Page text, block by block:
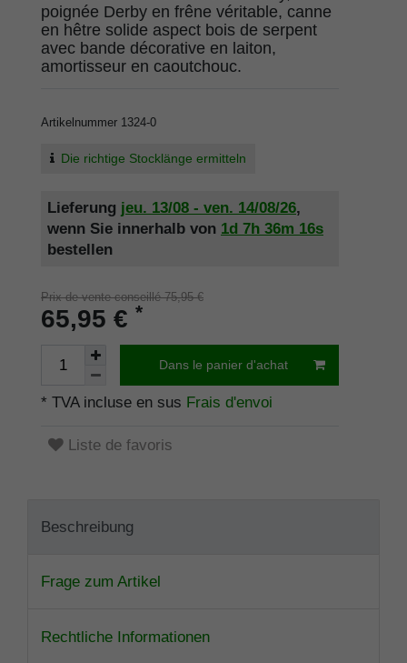
poignée Derby en frêne véritable, canne
en hêtre solide aspect bois de serpent
avec bande décorative en laiton,
amortisseur en caoutchouc.
Artikelnummer 1324-0
Die richtige Stocklänge ermitteln
Lieferung jeu. 13/08 - ven. 14/08/26,
wenn Sie innerhalb von 1d 7h 36m 16s
bestellen
Prix de vente conseillé 75,95 €
65,95 € *
Dans le panier d'achat
* TVA incluse en sus Frais d'envoi
Liste de favoris
Beschreibung
Frage zum Artikel
Rechtliche Informationen